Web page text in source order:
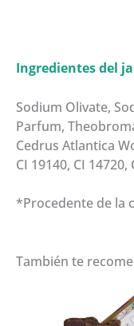
Ingredientes del
Sodium Olivate,
Parfum,
Cedrus Atlantica
CI 19140, CI 14720,
*Procedente de la
También te